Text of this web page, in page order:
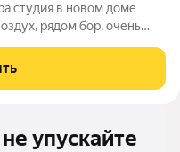
студия в новом доме
рядом бор, очень
во дворе хорошая детская
упускайте